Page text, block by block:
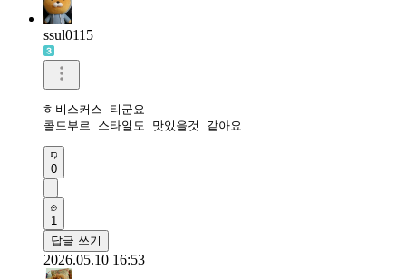
ssul0115
히비스커스 티군요
콜드부르 스타일도 맛있을것 같아요
0
1
답글 쓰기
2026.05.10 16:53